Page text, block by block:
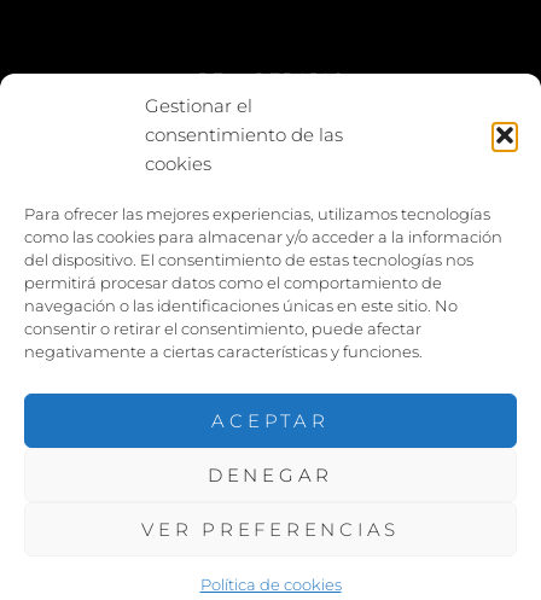
Gestionar el
consentimiento de las
cookies
Para ofrecer las mejores experiencias, utilizamos tecnologías
como las cookies para almacenar y/o acceder a la información
del dispositivo. El consentimiento de estas tecnologías nos
permitirá procesar datos como el comportamiento de
navegación o las identificaciones únicas en este sitio. No
consentir o retirar el consentimiento, puede afectar
negativamente a ciertas características y funciones.
ACEPTAR
DENEGAR
VER PREFERENCIAS
Política de cookies
BE vs REBAJAS
Entes
Capturar y compartir
Vía larga
DERECHOS RESERVADOS. |